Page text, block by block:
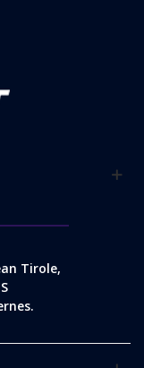
Tirole,